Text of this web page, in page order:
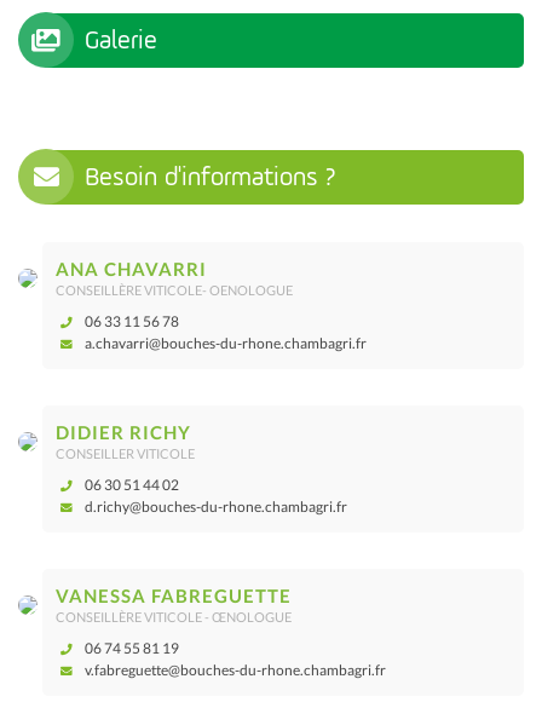
Galerie
Besoin d'informations ?
ANA CHAVARRI
CONSEILLÈRE VITICOLE- OENOLOGUE
06 33 11 56 78
a.chavarri@bouches-du-rhone.chambagri.fr
DIDIER RICHY
CONSEILLER VITICOLE
06 30 51 44 02
d.richy@bouches-du-rhone.chambagri.fr
VANESSA FABREGUETTE
CONSEILLÈRE VITICOLE - ŒNOLOGUE
06 74 55 81 19
v.fabreguette@bouches-du-rhone.chambagri.fr